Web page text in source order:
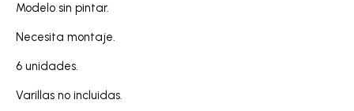
Modelo sin pintar.
Necesita montaje.
6 unidades.
Varillas no incluidas.